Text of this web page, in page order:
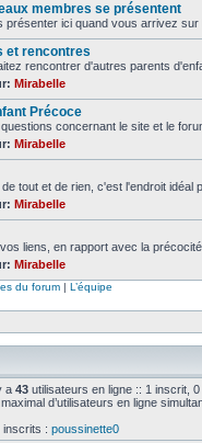
membres se présentent
présenter ici quand vous arrivez sur
et rencontres
rencontrer d'autres parents
Mirabelle
Précoce
concernant le site et le
Mirabelle
tout et de rien, c'est l'endroit idéal
Mirabelle
liens, en rapport avec la
Mirabelle
du forum | L’équipe
a 43 utilisateurs en ligne :: 1 inscrit,
d’utilisateurs en ligne
inscrits : poussinette0